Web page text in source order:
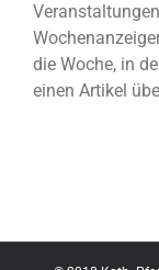
die Woche, in
einen Artikel